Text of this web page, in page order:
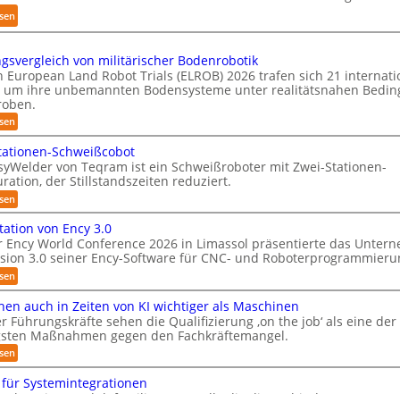
s
t
e
f
f
2
0
2
6
n
g
S
y
s
t
e
a
k
e
s
3
D
-
S
t
e
r
e
o
-
K
a
m
e
r
a
y
:
S
u
t
t
l
e
-
S
y
s
e
m
f
ü
r
R
e
i
n
r
von militärischer Bodenrobotik
European Land Robot Trials (ELROB) 2026 trafen sich 21
um ihre unbemannten Bodensysteme unter realitätsnahen
:
L
e
i
s
t
u
n
g
s
v
e
r
g
l
e
i
c
h
v
o
n
Schweißcobot
von Teqram ist ein Schweißroboter mit Zwei-Stationen-
der Stillstandszeiten reduziert.
:
Z
w
e
i
-
S
t
t
i
o
n
e
n
-
von Ency 3.0
Ency World Conference 2026 in Limassol präsentierte das
3.0 seiner Ency-Software für CNC- und
:
P
ä
s
e
n
t
t
auch in Zeiten von KI wichtiger als Maschinen
Führungskräfte sehen die Qualifizierung ‚on the job‘ als eine der
Maßnahmen gegen den Fachkräftemangel.
:
M
n Systemintegrationen